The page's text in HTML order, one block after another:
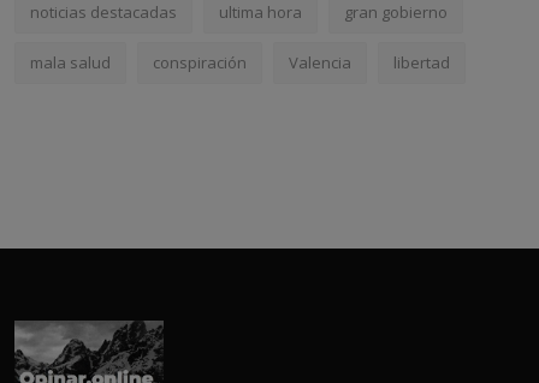
noticias destacadas ultima hora gran gobierno
mala salud conspiración Valencia libertad